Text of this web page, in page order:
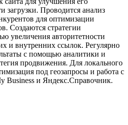
загрузки. Проводится анализ
для оптимизации
Создаются стратегии
увеличения авторитетности
и внутренних ссылок. Регулярно
с помощью аналитики и
продвижения. Для локального
под геозапросы и работа с
Business и Яндекс.Справочник.